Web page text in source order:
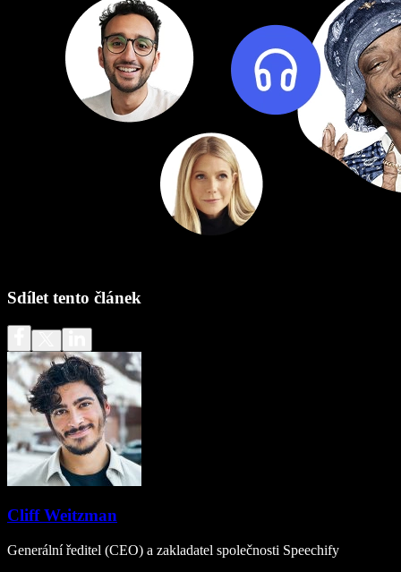
Sdílet tento článek
Cliff Weitzman
Generální ředitel (CEO) a zakladatel společnosti Speechify